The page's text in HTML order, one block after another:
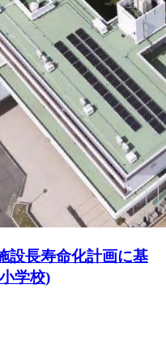
設長寿命化計画に基
学校)